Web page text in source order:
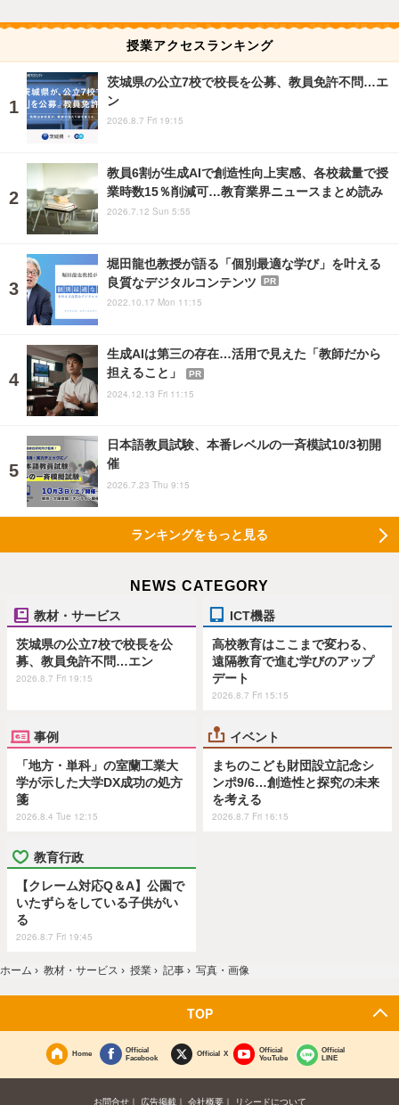
授業アクセスランキング
茨城県の公立7校で校長を公募、教員免許不問…エ
ン
2026.8.7 Fri 19:15
教員6割が生成AIで創造性向上実感、各校裁量で授
業時数15％削減可…教育業界ニュースまとめ読み
2026.7.12 Sun 5:55
堀田龍也教授が語る「個別最適な学び」を叶える
良質なデジタルコンテンツ
PR
2022.10.17 Mon 11:15
生成AIは第三の存在…活用で見えた「教師だから
担えること」
PR
2024.12.13 Fri 11:15
日本語教員試験、本番レベルの一斉模試10/3初開
催
2026.7.23 Thu 9:15
ランキングをもっと見る
NEWS CATEGORY
教材・サービス
茨城県の公立7校で校長を公
募、教員免許不問…エン
2026.8.7 Fri 19:15
ICT機器
高校教育はここまで変わる、
遠隔教育で進む学びのアップ
デート
2026.8.7 Fri 15:15
事例
「地方・単科」の室蘭工業大
学が示した大学DX成功の処方
箋
2026.8.4 Tue 12:15
イベント
まちのこども財団設立記念シ
ンポ9/6…創造性と探究の未来
を考える
2026.8.7 Fri 16:15
教育行政
【クレーム対応Q＆A】公園で
いたずらをしている子供がい
る
2026.8.7 Fri 19:45
ホーム › 教材・サービス › 授業 › 記事 › 写真・画像
TOP
Home
Official
Facebook
Official X
Official
YouTube
Official
LINE
お問合せ 広告掲載 会社概要 リシードについて